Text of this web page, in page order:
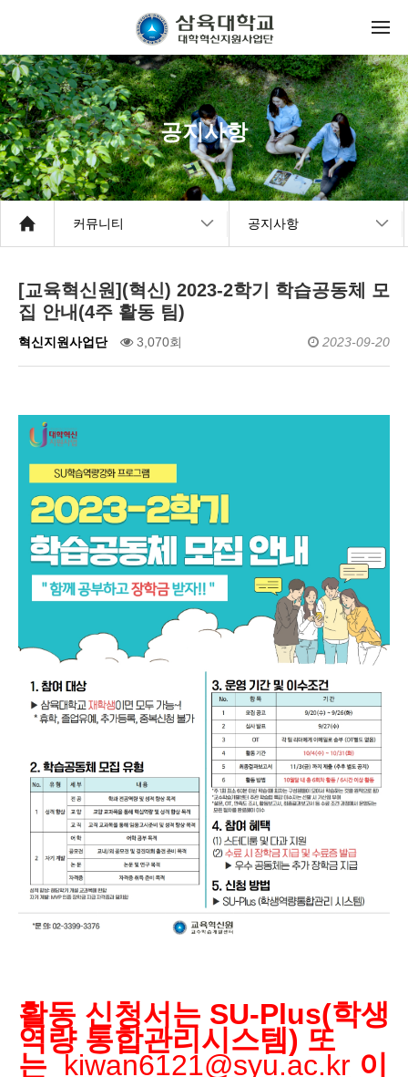
공지사항
커뮤니티 공지사항
[교육혁신원](혁신) 2023-2학기 학습공동체 모
집 안내(4주 활동 팀)
혁신지원사업단 3,070회 2023-09-20
활동 신청서는 SU-Plus(학생
역량 통합관리시스템) 또
는kiwan6121@syu.ac.kr 이